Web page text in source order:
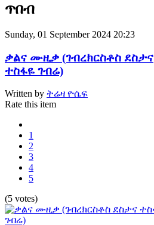
ጥበብ
Sunday, 01 September 2024 20:23
ቃልና ሙዚቃ (ገብረክርስቶስ ደስታና
ተስፋዬ ገብሬ)
Written by ትሬዛ ዮሴፍ
Rate this item
1
2
3
4
5
(5 votes)